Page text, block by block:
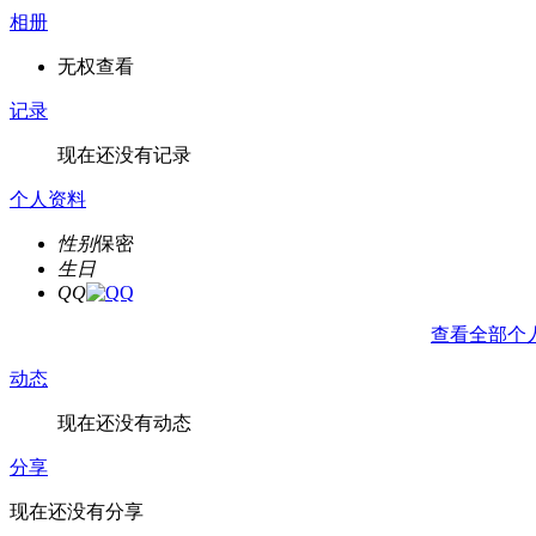
相册
无权查看
记录
现在还没有记录
个人资料
性别保密
生日
QQ
查看全部个
动态
现在还没有动态
分享
现在还没有分享